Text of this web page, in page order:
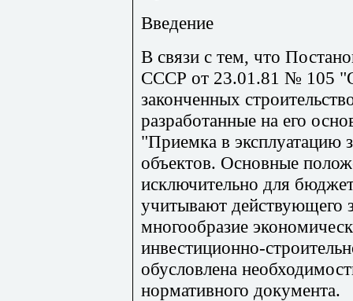
Введение
В связи с тем, что
СССР от 23.01.81 № 105
законченных
разработанные на его
"Приемка в эксплуатацию
объектов. Основные
исключительно для
учитывают действующего
многообразие
инвестиционно-
обусловлена
нормативного документа.